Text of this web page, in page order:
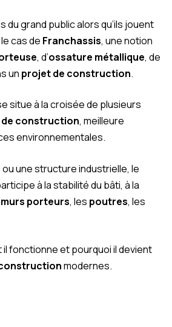
du grand public alors qu’ils jouent
cas de Franchassis, une notion
, d’ossature métallique, de
un projet de construction.
situe à la croisée de plusieurs
de construction, meilleure
environnementales.
une structure industrielle, le
à la stabilité du bâti, à la
murs porteurs, les poutres, les
fonctionne et pourquoi il devient
modernes.